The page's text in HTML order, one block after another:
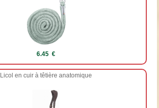
6.45 €
Licol en cuir à têtière anatomique